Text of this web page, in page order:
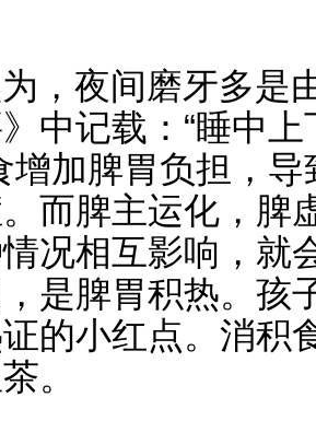
，夜间磨牙多是
中记载：“睡中
增加脾胃负担，
而脾主运化，脾
况相互影响，就
是脾胃积热。孩
的小红点。消积
。